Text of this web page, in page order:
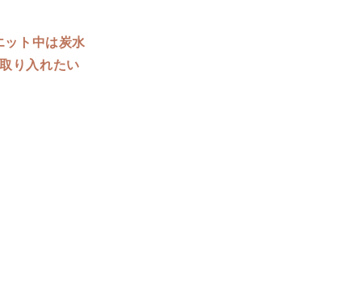
ット中は炭水
り入れたい